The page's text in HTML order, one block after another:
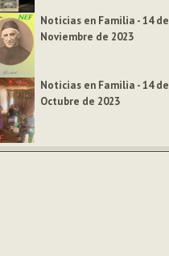
Noticias en Familia - 14 de
Noviembre de 2023
Noticias en Familia - 14 de
Octubre de 2023